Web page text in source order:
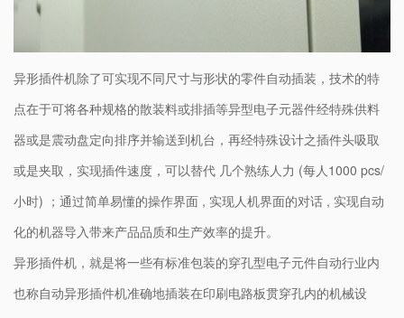
异形插件机除了可实现不同尺寸与形状的零件自动插装，技术的特
点在于可将各种规格的散装料或排插等异型电子元器件经特殊供料
器或是震动盘定向排序并输送到机台，再经特殊设计之插件头吸取
或是夹取，实现插件速度，可以替代 几个熟练人力 (每人1000 pcs/
小时) ；通过简单易懂的操作界面 , 实现人机界面的对话 , 实现自动
化的机器导入带来产品品质和生产效率的提升。
异形插件机，就是将一些有标准包装的穿孔型电子元件自动行业内
也称自动异形插件机准确地插装在印刷电路板贯穿孔内的机械设